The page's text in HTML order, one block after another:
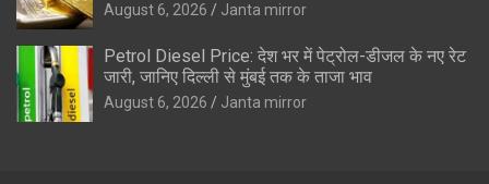
August 6, 2026 Janta mirror
Petrol Diesel Price: देश भर में पेट्रोल-डीजल के नए रेट
जारी, जानिए दिल्ली से मुंबई तक के ताजा भाव
August 6, 2026 Janta mirror